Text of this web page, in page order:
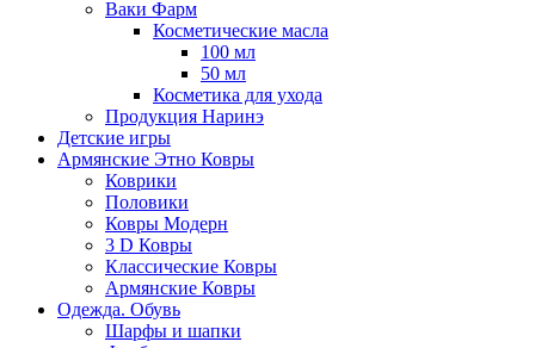
Ваки Фарм
Косметические масла
100 мл
50 мл
Косметика для ухода
Продукция Наринэ
Детские игры
Армянские Этно Ковры
Коврики
Половики
Ковры Модерн
3 D Ковры
Классические Ковры
Армянские Ковры
Одежда. Обувь
Шарфы и шапки